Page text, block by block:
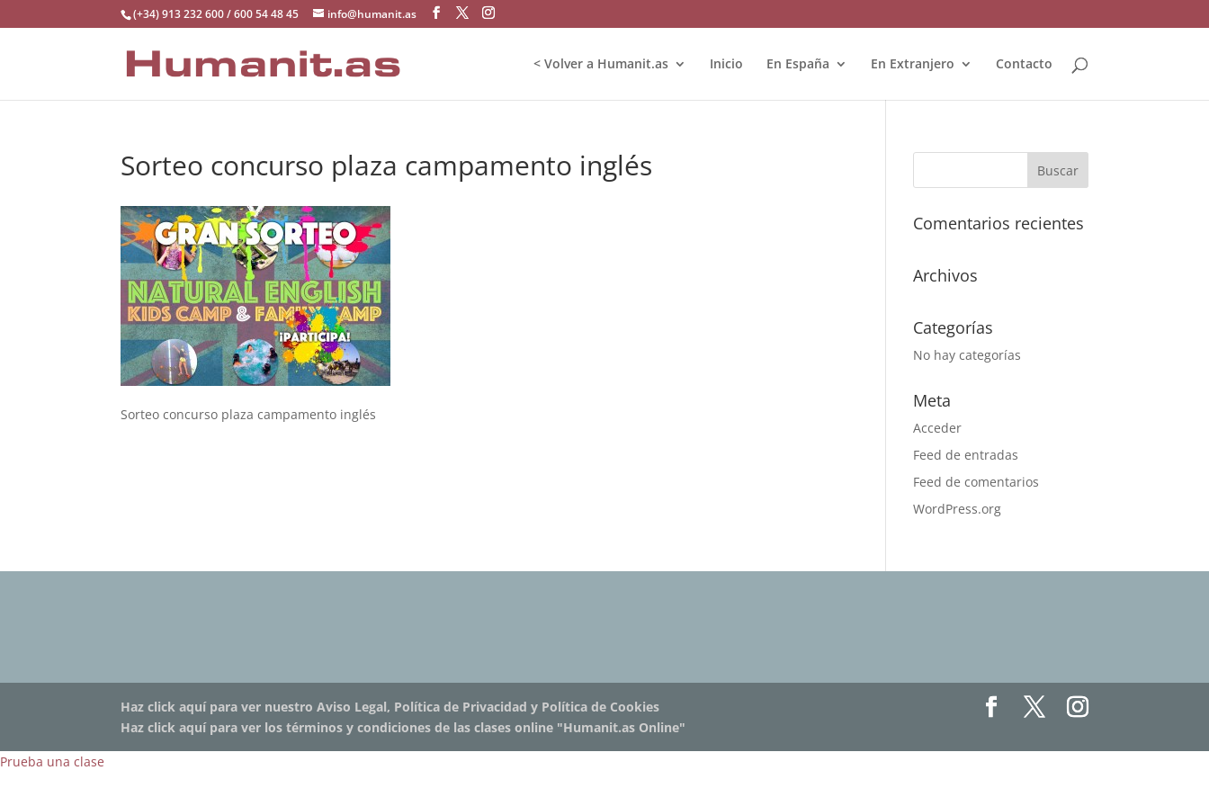
(+34) 913 232 600 / 600 54 48 45 info@humanit.as
< Volver a Humanit.as Inicio En España En Extranjero Contacto
Sorteo concurso plaza campamento inglés
Sorteo concurso plaza campamento inglés
Comentarios recientes
Archivos
Categorías
No hay categorías
Meta
Acceder
Feed de entradas
Feed de comentarios
WordPress.org
Haz click aquí para ver nuestro Aviso Legal, Política de Privacidad y Política de Cookies
Haz click aquí para ver los términos y condiciones de las clases online "Humanit.as Online"
Prueba una clase